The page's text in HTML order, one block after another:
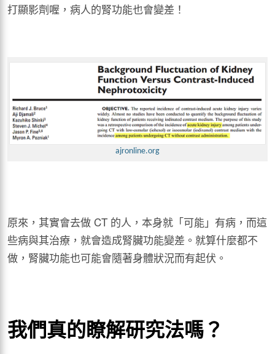
打顯影劑喔，病人的腎功能也會變差！
ajronline.org
原來，其實會去做 CT 的人，本身就「可能」有病，而這
些病與其治療，就會造成腎臟功能變差。就算什麼都不
做，腎臟功能也可能會隨著身體狀況而有起伏。
我們真的瞭解研究法嗎？